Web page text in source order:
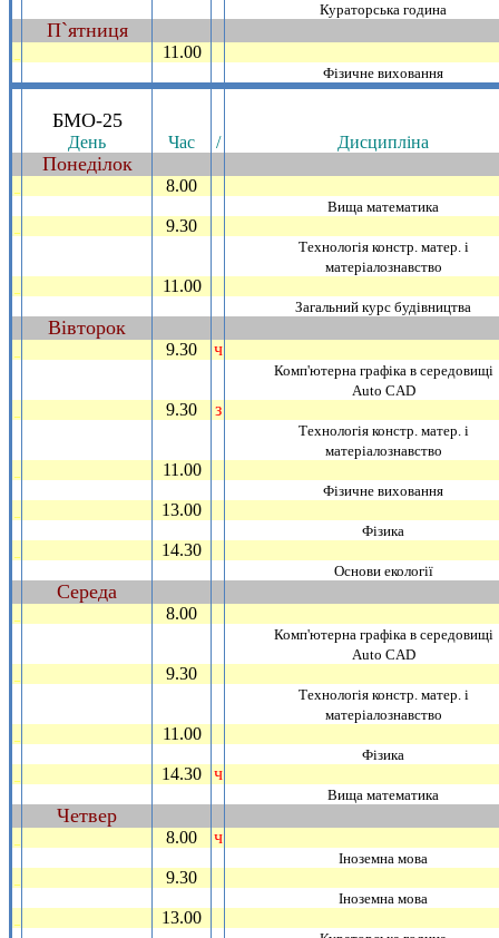
Кураторська година
П`ятниця
11.00
Фiзичне виховання
БМО-25
День Час / Дисциплiна
Понедiлок
8.00
Вища математика
9.30
Технологiя констр. матер. i
матерiалознавство
11.00
Загальний курс будiвництва
Вiвторок
9.30 ч
Комп'ютерна графiка в середовищi
Аuto CAD
9.30 з
Технологiя констр. матер. i
матерiалознавство
11.00
Фiзичне виховання
13.00
Фiзика
14.30
Основи екологiї
Середа
8.00
Комп'ютерна графiка в середовищi
Аuto CAD
9.30
Технологiя констр. матер. i
матерiалознавство
11.00
Фiзика
14.30 ч
Вища математика
Четвер
8.00 ч
Iноземна мова
9.30
Iноземна мова
13.00